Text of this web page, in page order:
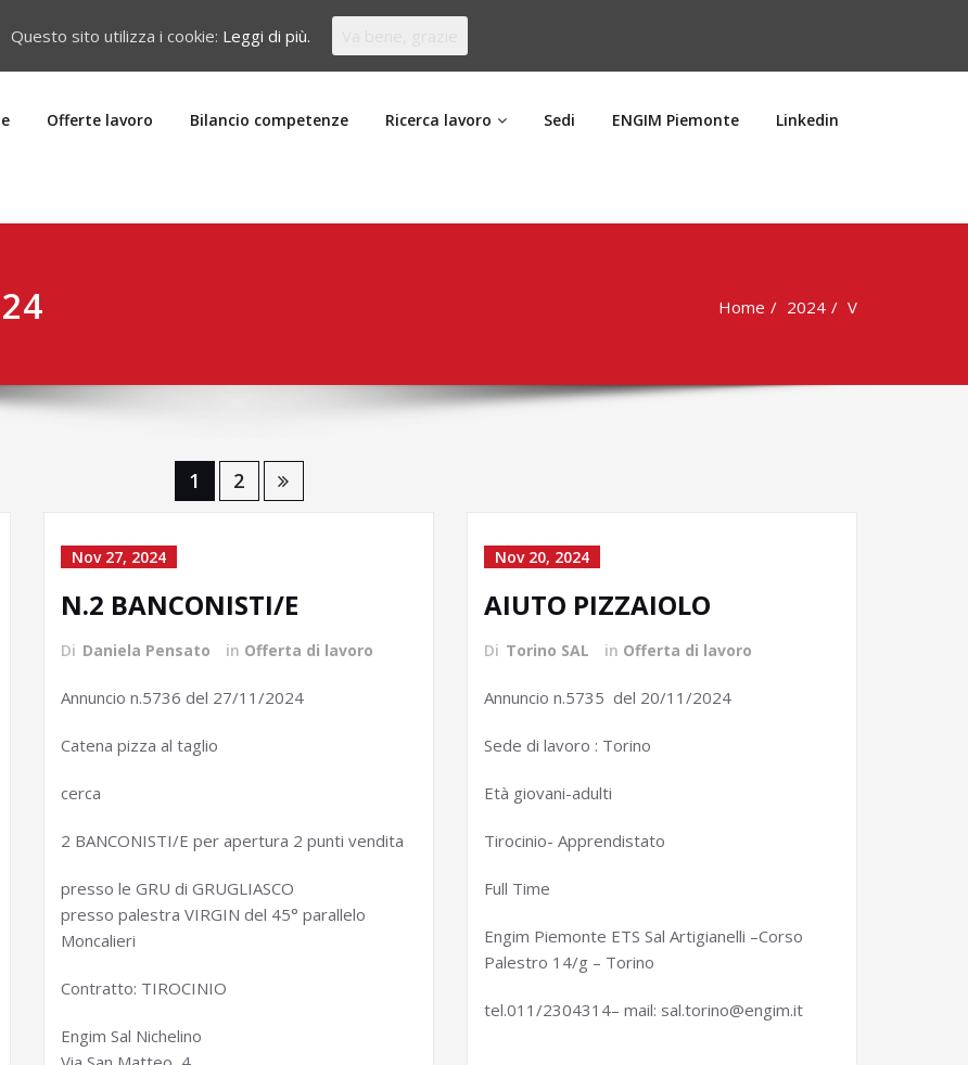
Offerte lavoro Bilancio competenze Ricerca lavoro Sedi ENGIM Piemonte Linkedin
Home 2024 V
1 2
Nov 27, 2024
N.2 BANCONISTI/E
Di Daniela Pensato in Offerta di lavoro
Annuncio n.5736 del 27/11/2024
Catena pizza al taglio
cerca
2 BANCONISTI/E per apertura 2 punti vendita
presso le GRU di GRUGLIASCO
presso palestra VIRGIN del 45° parallelo
Moncalieri
Contratto: TIROCINIO
Engim Sal Nichelino
Nov 20, 2024
AIUTO PIZZAIOLO
Di Torino SAL in Offerta di lavoro
Annuncio n.5735 del 20/11/2024
Sede di lavoro : Torino
Età giovani-adulti
Tirocinio- Apprendistato
Full Time
Engim Piemonte ETS Sal Artigianelli –Corso
Palestro 14/g – Torino
tel.011/2304314– mail: sal.torino@engim.it
Questo sito utilizza i cookie: Leggi di più.